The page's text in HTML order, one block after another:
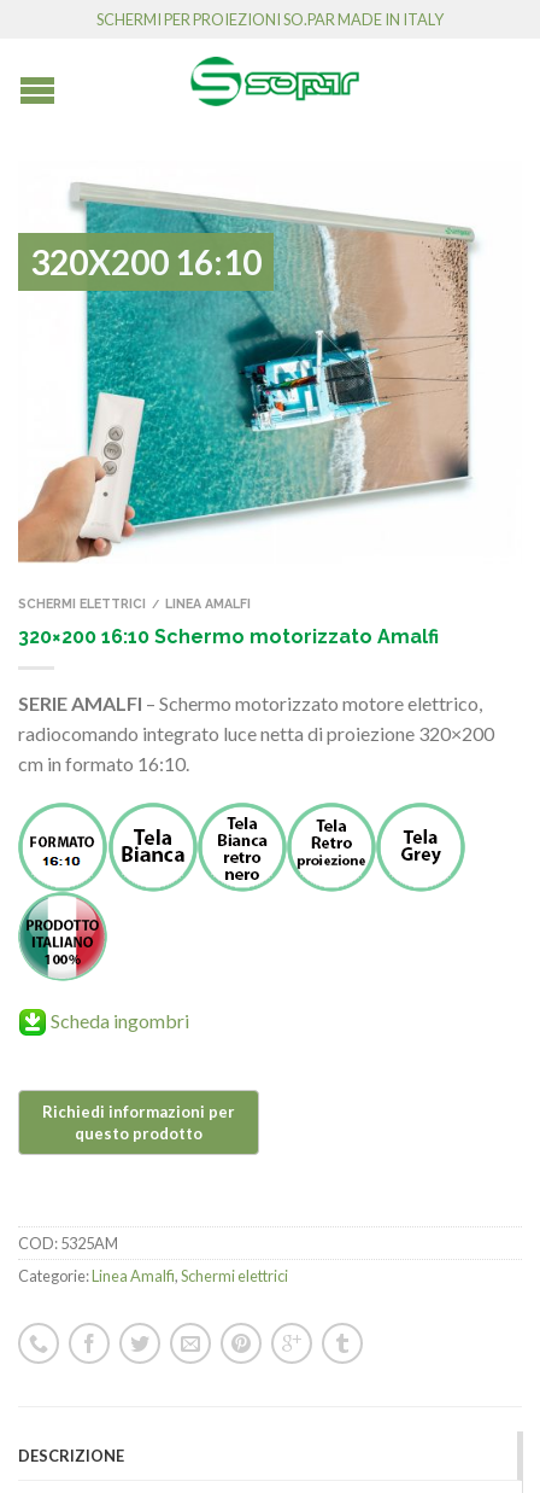
SCHERMI PER PROIEZIONI SO.PAR MADE IN ITALY
320X200 16:10
SCHERMI ELETTRICI / LINEA AMALFI
320×200 16:10 Schermo motorizzato Amalfi
SERIE AMALFI – Schermo motorizzato motore elettrico,
radiocomando integrato luce netta di proiezione 320×200
cm in formato 16:10.
Scheda ingombri
COD:5325AM
Categorie:Linea Amalfi,Schermi elettrici
DESCRIZIONE